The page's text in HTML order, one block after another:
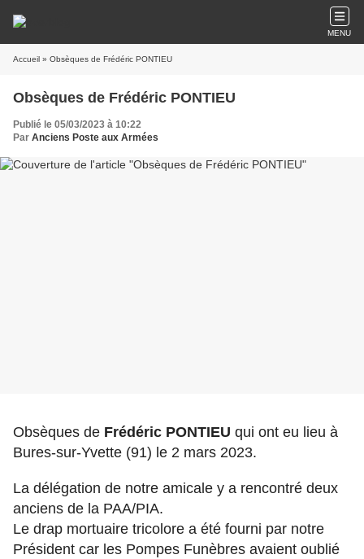
MENU
Accueil » Obsèques de Frédéric PONTIEU
Obsèques de Frédéric PONTIEU
Publié le 05/03/2023 à 10:22
Par Anciens Poste aux Armées
Obsèques de Frédéric PONTIEU qui ont eu lieu à
Bures-sur-Yvette (91) le 2 mars 2023.
La délégation de notre amicale y a rencontré deux
anciens de la PAA/PIA.
Le drap mortuaire tricolore a été fourni par notre
Président car les Pompes Funèbres avaient oublié